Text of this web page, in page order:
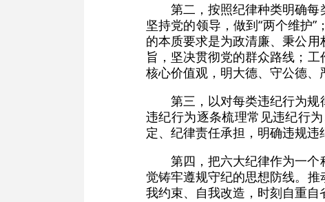
第二，按照纪律种类明确
坚持党的领导，做到“两个维护
的本质要求是为政清廉、秉公
旨，坚决贯彻党的群众路线；
核心价值观，明大德、守公德、
第三，以对每类违纪行为
违纪行为逐条梳理常见违纪行
定、纪律责任承担，明确违规违
第四，把六大纪律作为一
觉铸牢遵规守纪的思想防线。
我约束、自我改造，时刻自重自